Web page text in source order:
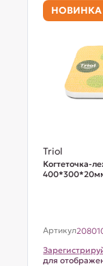
НОВИНКА
Triol
Когтеточка-
Артикул
для